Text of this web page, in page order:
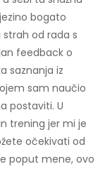
bogato
od rada s
feedback o
saznanja iz
sam naučio
postaviti. U
trening jer mi je
očekivati od
poput mene, ovo